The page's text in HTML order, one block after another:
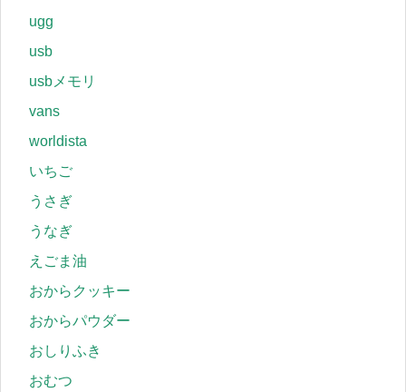
ugg
usb
usbメモリ
vans
worldista
いちご
うさぎ
うなぎ
えごま油
おからクッキー
おからパウダー
おしりふき
おむつ